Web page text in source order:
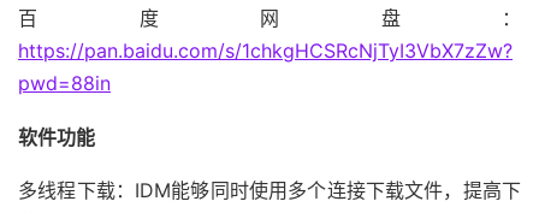
百度网盘：
https://pan.baidu.com/s/1chkgHCSRcNjTyI3VbX7zZw?
pwd=88in
软件功能
多线程下载：IDM能够同时使用多个连接下载文件，提高下